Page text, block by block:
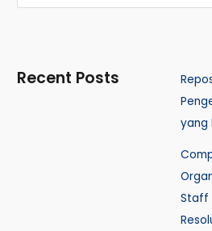
Recent Posts
yang
Staff